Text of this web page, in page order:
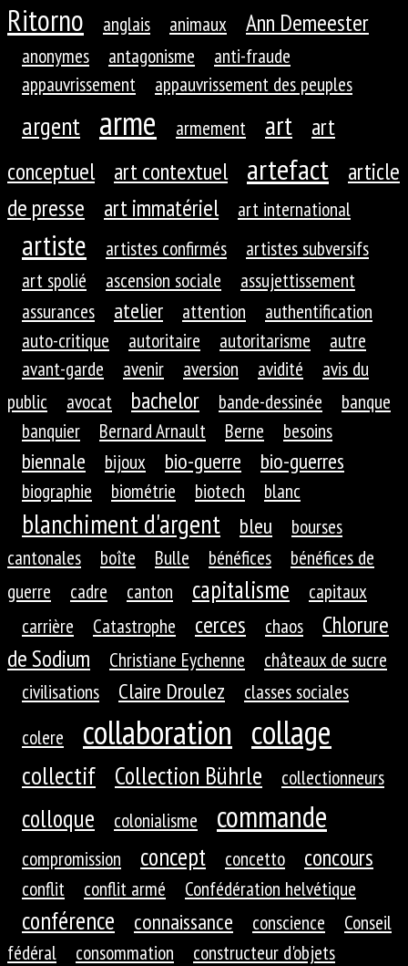
Ritorno
anglais animaux Ann Demeester
anonymes antagonisme
anti-fraude
appauvrissement
appauvrissement des peuples
argent arme armement art
art
conceptuel
art contextuel artefact
article
de presse
art immatériel art international
artiste artistes confirmés
artistes subversifs
art spolié
ascension sociale
assujettissement
assurances
atelier attention
authentification
auto-critique
autoritaire autoritarisme
autre
avant-garde
avenir aversion avidité
avis du
public
avocat bachelor bande-dessinée
banque
banquier
Bernard Arnault Berne besoins
biennale bijoux bio-guerre bio-guerres
biographie biométrie biotech blanc
blanchiment d'argent bleu
bourses
cantonales
boîte Bulle bénéfices
bénéfices de
guerre
cadre canton capitalisme
capitaux
carrière
Catastrophe cerces chaos
Chlorure
de Sodium
Christiane Eychenne
châteaux de sucre
civilisations
Claire Droulez
classes sociales
colere
collaboration collage
collectif Collection Bührle collectionneurs
colloque colonialisme commande
compromission concept concetto concours
conflit conflit armé Confédération helvétique
conférence connaissance conscience
Conseil
fédéral
consommation
constructeur d'objets